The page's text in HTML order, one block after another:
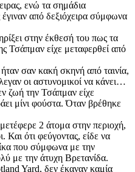
ενώ τα σημάδια
από δεξιόχειρα σύμφωνα
στην έκθεσή του πως τα
Τσάπμαν είχε μεταφερθεί από
σαν κακή σκηνή από ταινία,
οι αστυνομικοί να κάνει…
ζωή την Τσάπμαν είχε
μίνι φούστα. Όταν βρέθηκε
2 άτομα στην περιοχή,
Και ότι φεύγοντας, είδε να
που σύμφωνα με την
με την άτυχη Βρετανίδα.
Yard, δεν έκαναν καμία